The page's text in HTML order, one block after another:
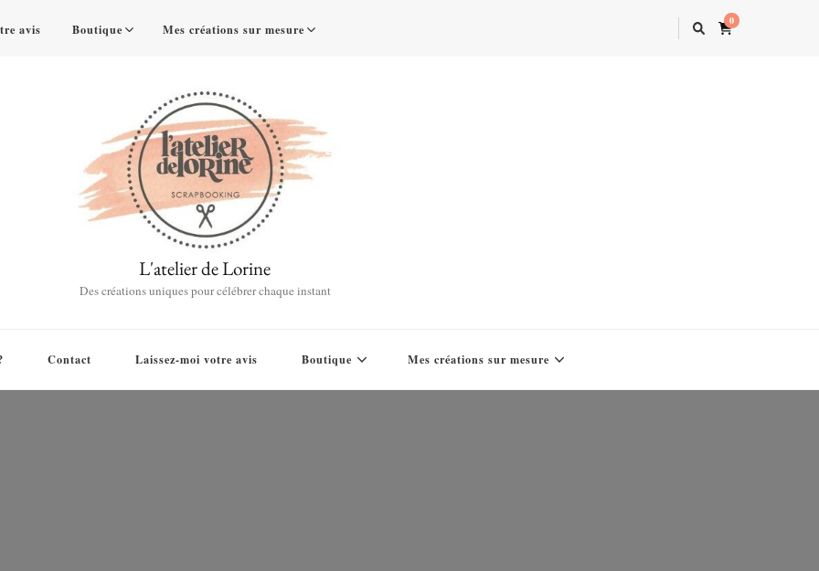
avis Boutique Mes créations sur mesure
0
L'atelier de Lorine
Des créations uniques pour célébrer chaque instant
Contact Laissez-moi votre avis Boutique Mes créations sur mesure